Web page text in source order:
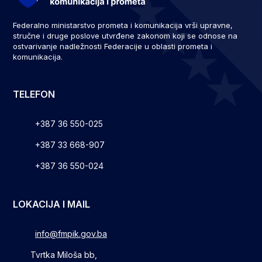
Federalno ministarstvo prometa i komunikacija vrši upravne,
stručne i druge poslove utvrđene zakonom koji se odnose na
ostvarivanje nadležnosti Federacije u oblasti prometa i
komunikacija.
TELEFON
+387 36 550-025
+387 33 668-907
+387 36 550-024
LOKACIJA I MAIL
info@fmpik.gov.ba
Tvrtka Miloša bb,